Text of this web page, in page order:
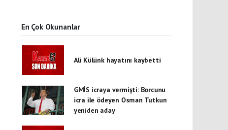
En Çok Okunanlar
Ali Külünk hayatını kaybetti
GMİS icraya vermişti: Borcunu
icra ile ödeyen Osman Tutkun
yeniden aday